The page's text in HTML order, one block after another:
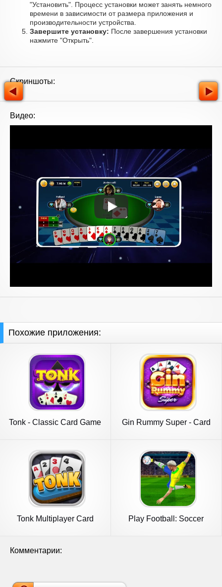
"Установить". Процесс установки может занять немного
времени в зависимости от размера приложения и
производительности устройства.
Завершите установку: После завершения установки
нажмите "Открыть".
Скриншоты:
Видео:
Похожие приложения:
Tonk - Classic Card Game
Gin Rummy Super - Card
Tonk Multiplayer Card
Play Football: Soccer
Комментарии: